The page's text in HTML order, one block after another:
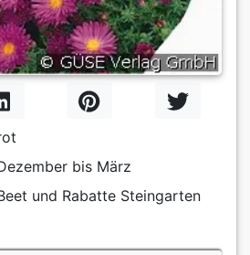
bis März
und Rabatte Steingarten